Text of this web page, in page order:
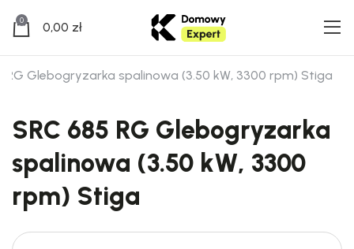
0 0,00 zł
RG Glebogryzarka spalinowa (3.50 kW, 3300 rpm) Stiga
SRC 685 RG Glebogryzarka
spalinowa (3.50 kW, 3300
rpm) Stiga